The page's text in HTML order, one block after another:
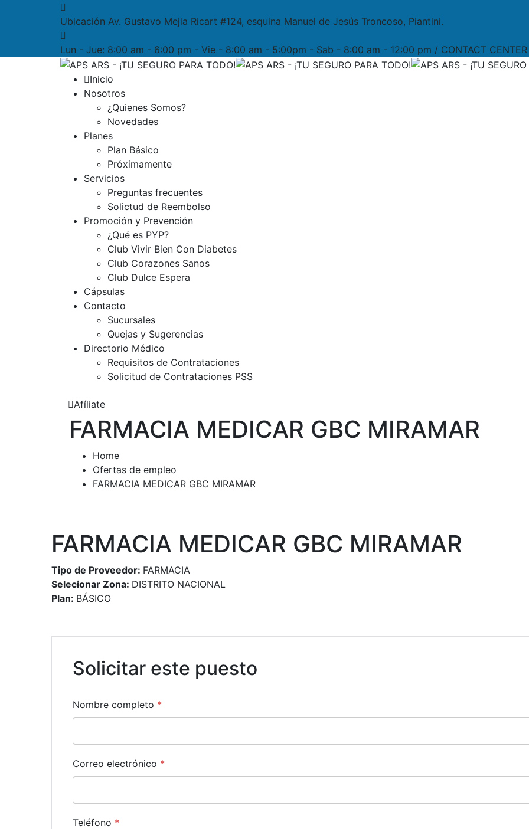
Ubicación Av. Gustavo Mejia Ricart #124, esquina Manuel de Jesús Troncoso, Piantini.
Lun - Jue: 8:00 am - 6:00 pm - Vie - 8:00 am - 5:00pm - Sab - 8:00 am - 12:00 pm / CONTACT
Inicio
Nosotros
¿Quienes Somos?
Novedades
Planes
Plan Básico
Próximamente
Servicios
Preguntas frecuentes
Solictud de Reembolso
Promoción y Prevención
¿Qué es PYP?
Club Vivir Bien Con Diabetes
Club Corazones Sanos
Club Dulce Espera
Cápsulas
Contacto
Sucursales
Quejas y Sugerencias
Directorio Médico
Requisitos de Contrataciones
Solicitud de Contrataciones PSS
Afíliate
FARMACIA MEDICAR GBC MIRAMAR
Home
Ofertas de empleo
FARMACIA MEDICAR GBC MIRAMAR
FARMACIA MEDICAR GBC MIRAMAR
Tipo de Proveedor: FARMACIA
Selecionar Zona: DISTRITO NACIONAL
Plan: BÁSICO
Solicitar este puesto
Nombre completo *
Correo electrónico *
Teléfono *